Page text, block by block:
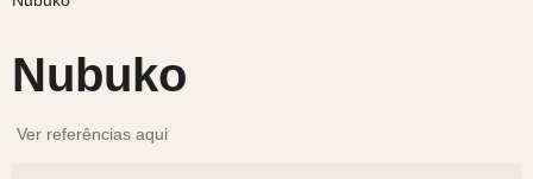
Nubuko
Ver referências aqui